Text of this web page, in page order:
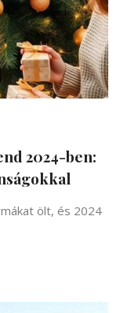
2024-ben:
ölt, és 2024